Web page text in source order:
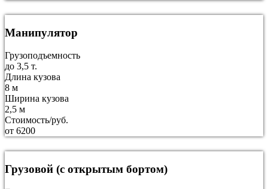
Манипулятор
Грузоподъемность
до 3,5 т.
Длина кузова
8 м
Ширина кузова
2,5 м
Стоимость/руб.
от 6200
Грузовой (с открытым бортом)